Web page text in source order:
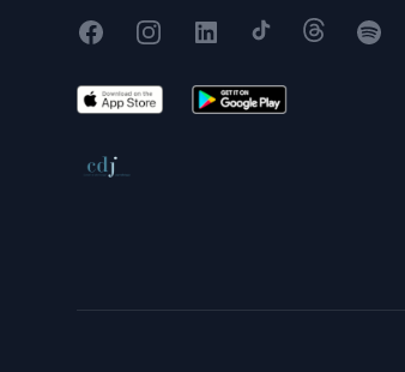
FacebookInstagram
X TikTokThreadsSpotify
App Store Google Play
Conseil de déontologie journalistique